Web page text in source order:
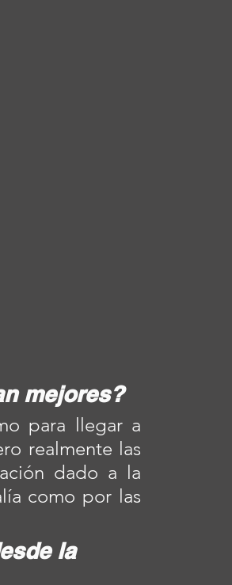
mejores?
para llegar a
realmente las
dado a la
como por las
la